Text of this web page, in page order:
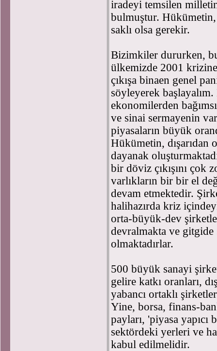
iradeyi temsilen
bulmuştur.
saklı olsa gerekir.
Bizimkiler dururken,
ülkemizde 2001
çıkışa binaen genel
söyleyerek
ekonomilerden
ve sinai sermayenin
piyasaların büyük
Hükümetin, dışarıdan
dayanak
bir döviz çıkışını çok
varlıkların bir bir el
devam etmektedir.
halihazırda kriz
orta-büyük-dev
devralmakta ve
olmaktadırlar.
500 büyük sanayi
gelire katkı oranları,
yabancı ortaklı
Yine, borsa, finans-
payları, 'piyasa yapıcı
sektördeki yerleri ve
kabul edilmelidir.